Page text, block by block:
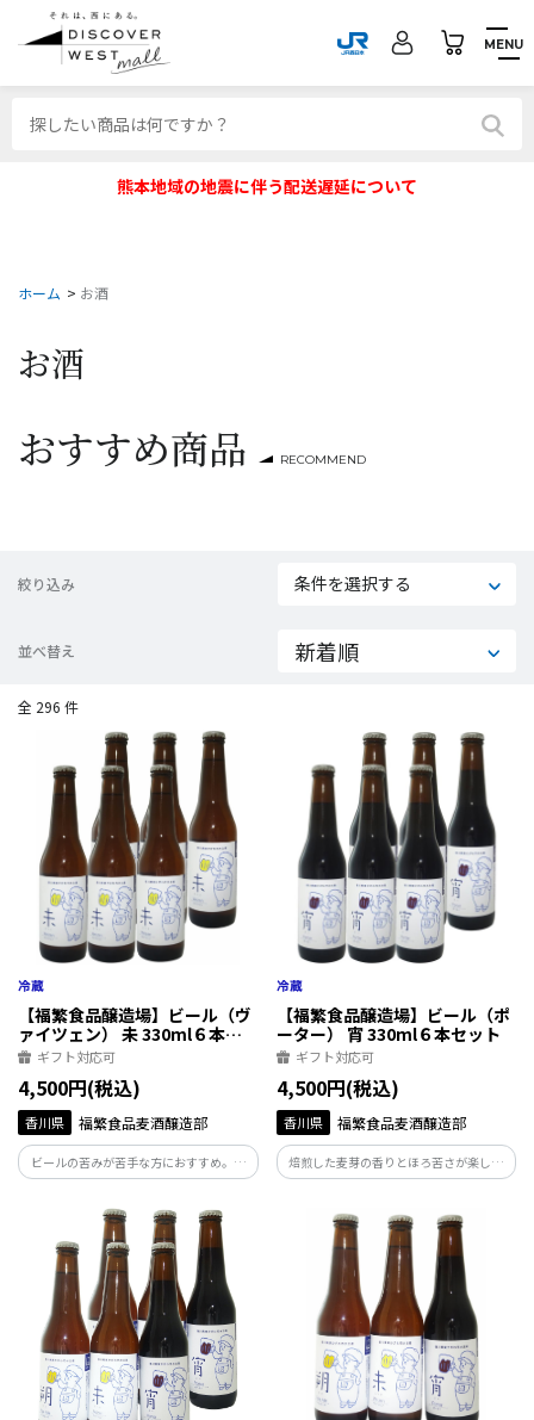
MENU
熊本地域の地震に伴う配送遅延について
ホーム > お酒
お酒
おすすめ商品 RECOMMEND
絞り込み 条件を選択する
並べ替え
全 296 件
【福繁食品醸造場】ビール（ヴ
ァイツェン） 未 330ml６本セ
ットギフト対応可
4,500円(税込)
香川県 福繁食品麦酒醸造部
ビールの苦みが苦手な方におすすめ。大
麦麦芽と小麦麦芽が使われており、白味
がかった色と酵母の濁りが特徴。バナナ
にも似たフルーティーな香り、優しい飲
み口で、「休日の昼下がり」におすすめ
したいビールです。
【福繁食品醸造場】ビール（ポ
ーター） 宵 330ml６本セット
ギフト対応可
4,500円(税込)
香川県 福繁食品麦酒醸造部
焙煎した麦芽の香りとほろ苦さが楽しめ
る黒いビール。しっかりめの味わいなの
く、時間をかけてゆっくりと飲んでいた
だきたいビールです。